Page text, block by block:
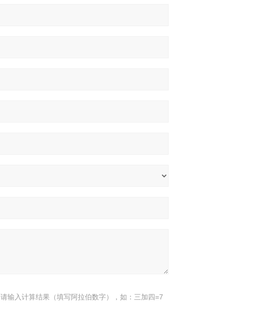
请输入计算结果（填写阿拉伯数字），如：三加四=7